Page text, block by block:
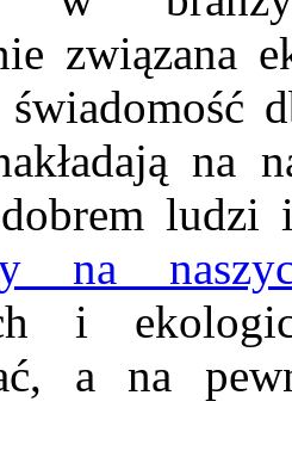
związana
świadomość
na
dobrem
na
i
a na